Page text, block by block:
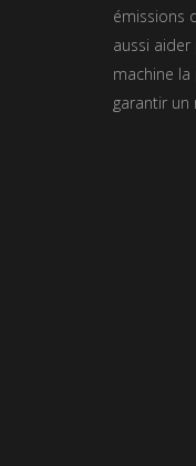
émissions
aussi
machine
garantir